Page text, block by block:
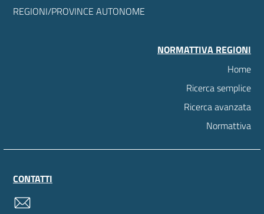
REGIONI/PROVINCE AUTONOME
NORMATTIVA REGIONI
Home
Ricerca semplice
Ricerca avanzata
Normattiva
CONTATTI